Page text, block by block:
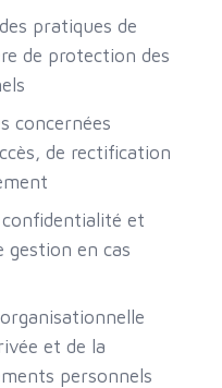
pratiques de
de protection des
concernées
de rectification
et
gestion en cas
et de la
personnels